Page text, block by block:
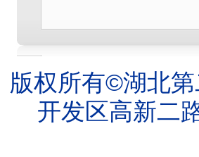
版权所有©湖北
开发区高新二